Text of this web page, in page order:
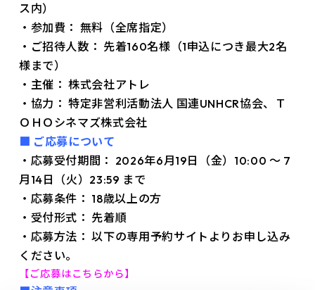
ス内）
・参加費： 無料（全席指定）
・ ご招待人数： 先着160名様（1申込につき最大2名
様まで）
・主催： 株式会社アトレ
・協力： 特定非営利活動法人 国連UNHCR協会、Ｔ
ＯＨＯシネマズ株式会社
■ ご応募について
・応募受付期間： 2026年6月19日（金）10:00 ～ 7
月14日（火）23:59 まで
・応募条件： 18歳以上の方
・受付形式： 先着順
・応募方法： 以下の専用予約サイトよりお申し込み
ください。
【ご応募はこちらから】